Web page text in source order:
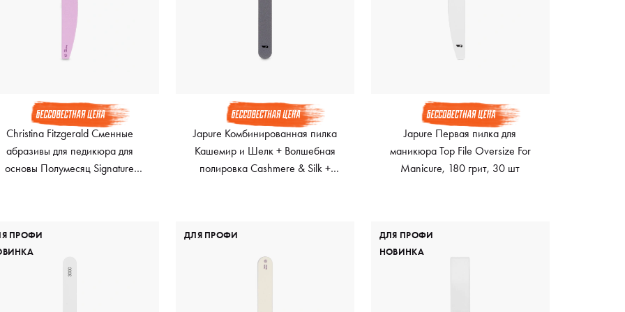
Christina Fitzgerald Сменные
абразивы для педикюра для
основы Полумесяц Signature
Japure Комбинированная пилка
Кашемир и Шелк + Волшебная
полировка Cashmere & Silk +
Japure Первая пилка для
маникюра Top File Oversize For
Manicure, 180 грит, 30 шт
ПРОФИ
ДЛЯ ПРОФИ
ДЛЯ ПРОФИ
НОВИНКА